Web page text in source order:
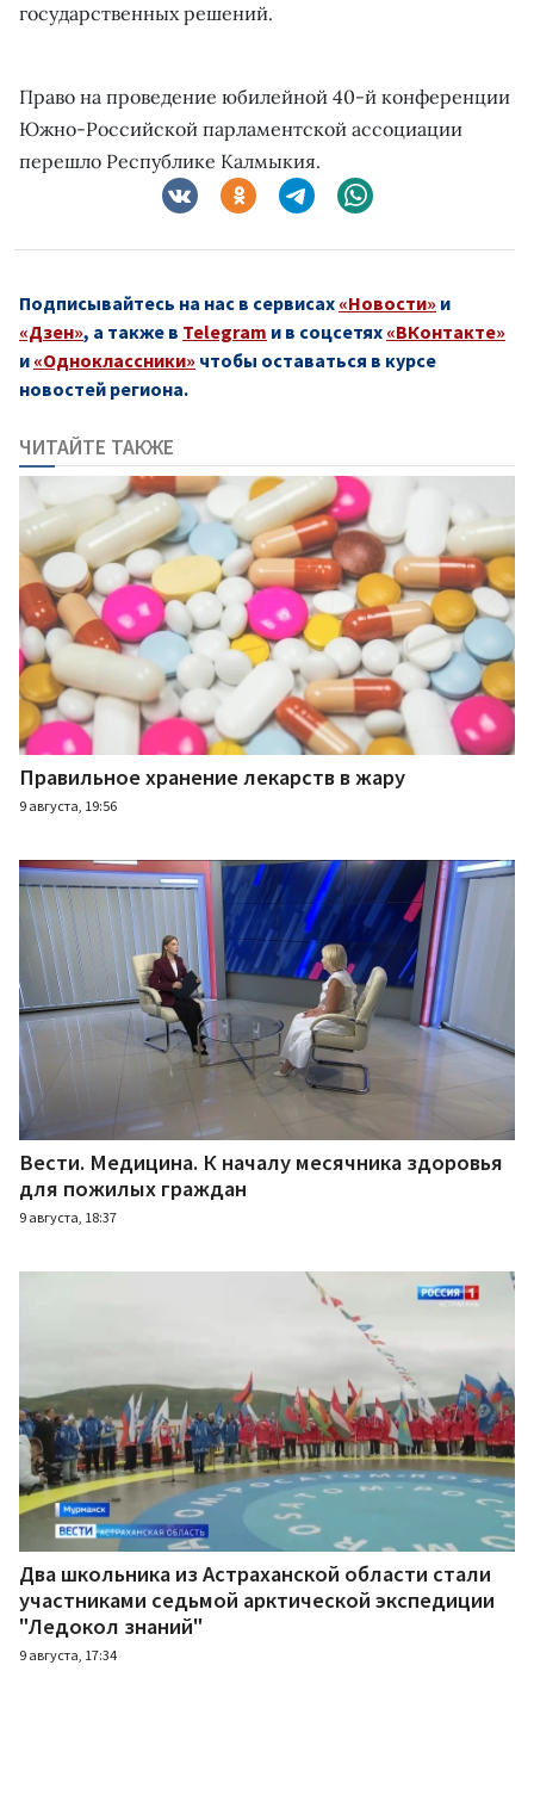
государственных решений.
Право на проведение юбилейной 40-й конференции
Южно-Российской парламентской ассоциации
перешло Республике Калмыкия.
Подписывайтесь на нас в сервисах «Новости» и
«Дзен», а также в Telegram и в соцсетях «ВКонтакте»
и «Одноклассники» чтобы оставаться в курсе
новостей региона.
ЧИТАЙТЕ ТАКЖЕ
Правильное хранение лекарств в жару
9 августа, 19:56
Вести. Медицина. К началу месячника здоровья
для пожилых граждан
9 августа, 18:37
Два школьника из Астраханской области стали
участниками седьмой арктической экспедиции
"Ледокол знаний"
9 августа, 17:34